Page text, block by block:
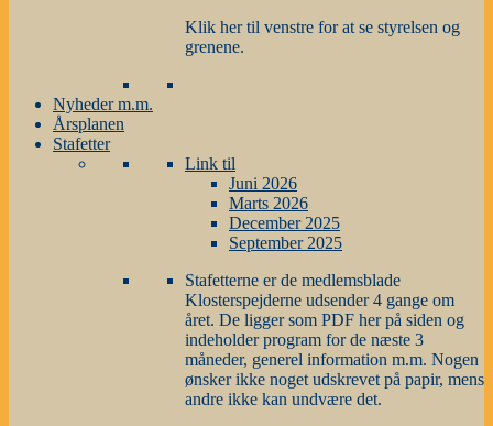
Klik her til venstre for at se styrelsen og
grenene.
Nyheder m.m.
Årsplanen
Stafetter
Link til
Juni 2026
Marts 2026
December 2025
September 2025
Stafetterne er de medlemsblade
Klosterspejderne udsender 4 gange om
året. De ligger som PDF her på siden og
indeholder program for de næste 3
måneder, generel information m.m. Nogen
ønsker ikke noget udskrevet på papir, mens
andre ikke kan undvære det.